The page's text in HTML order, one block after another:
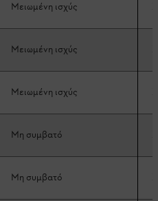
Μειωμένη ισχύς
Μειωμένη ισχύς
Μειωμένη ισχύς
Μη συμβατό
Μη συμβατό